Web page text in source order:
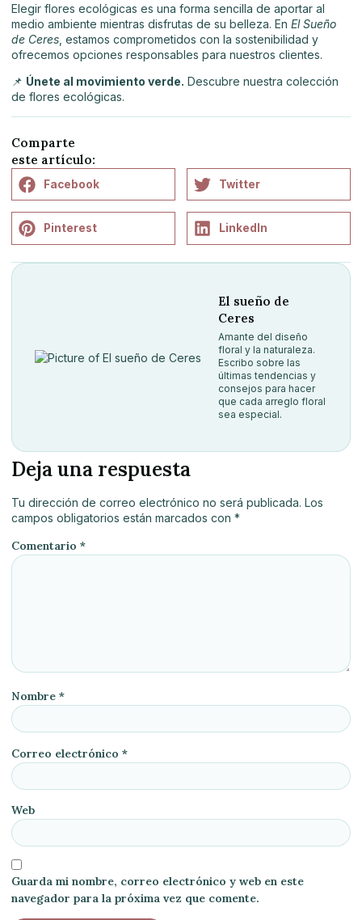
Elegir flores ecológicas es una forma sencilla de aportar al
medio ambiente mientras disfrutas de su belleza. En El Sueño
de Ceres , estamos comprometidos con la sostenibilidad y
ofrecemos opciones responsables para nuestros clientes.
📌 Únete al movimiento verde. Descubre nuestra colección
de flores ecológicas.
Comparte
este artículo:
Facebook Twitter
Pinterest LinkedIn
El sueño de
Ceres
Amante del diseño
floral y la naturaleza.
Escribo sobre las
últimas tendencias y
consejos para hacer
que cada arreglo floral
sea especial.
Deja una respuesta
Tu dirección de correo electrónico no será publicada. Los
campos obligatorios están marcados con *
Comentario *
Nombre *
Correo electrónico *
Web
Guarda mi nombre, correo electrónico y web en este
navegador para la próxima vez que comente.